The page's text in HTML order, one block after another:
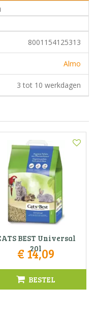
8001154125313
Almo
3 tot 10 werkdagen
BEST Universal
20l
€ 14,09
BESTEL